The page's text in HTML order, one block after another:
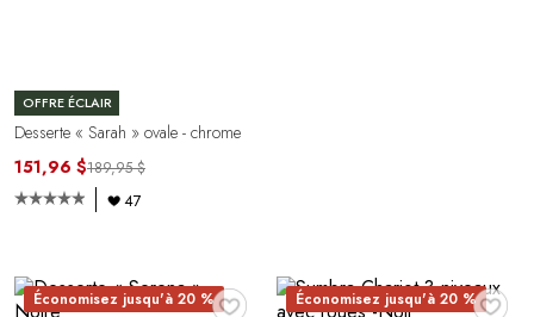
OFFRE ÉCLAIR
Desserte « Sarah » ovale - chrome
151,96 $189,95 $
47
♥
Économisez jusqu'à 20 % ♥
Économisez jusqu'à 20 %